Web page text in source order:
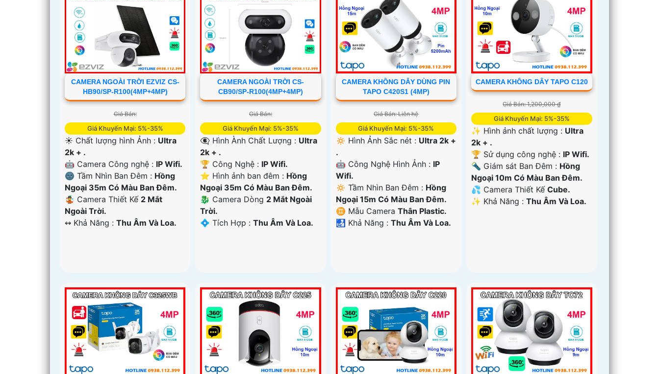
CAMERA NGOÀI TRỜI EZVIZ CS-
HB90/SP-R100(4MP+4MP)
Giá Bán:
Giá Khuyến Mại: 5%-35%
☀️ Chất lượng hình Ảnh : Ultra
2k + .
🤖️ Camera Công nghệ : IP Wifi.
🌚 Tầm Nhìn Ban Đêm : Hồng
Ngoại 35m Có Màu Ban Ðêm.
🤹 Camera Thiết Kế 2 Mắt
Ngoài Trời.
️↭ Khả Năng : Thu Âm Và Loa.
CAMERA NGOÀI TRỜI CS-
CB90/SP-R100(4MP+4MP)
Giá Bán:
Giá Khuyến Mại: 5%-35%
👁️‍🗨 Hình Ành Chất Lượng : Ultra
2k + .
🏆 Công Nghệ : IP Wifi.
⭐ Hình ảnh ban đêm : Hồng
Ngoại 35m Có Màu Ban Ðêm.
🐉️ Camera Dòng 2 Mắt Ngoài
Trời.
️💠 Tích Hợp :Thu Âm Và Loa.
CAMERA KHÔNG DÂY DÙNG PIN
TAPO C420S1 (4MP)
Giá Bán: Liên hệ
Giá Khuyến Mại: 5%-35%
🔅 Hình Ảnh Sắc nét : Ultra 2k +
.
🤖️ Công Nghệ Hình Ảnh : IP
Wifi.
🔅 Tầm Nhìn Ban Đêm : Hồng
Ngoại 15m Có Màu Ban Ðêm.
♊ Mẫu Camera Thân Plastic.
️🛃 Khả Năng : Thu Âm Và Loa.
CAMERA KHÔNG DÂY TAPO C120
Giá Bán: 1,200,000 ₫
Giá Khuyến Mại: 5%-35%
✨ Hình ảnh chất lượng : Ultra
2k + .
🏆 Sử dụng công nghệ : IP Wifi.
🔦 Giám sát Ban Đêm : Hồng
Ngoại 10m Có Màu Ban Ðêm.
💦 Camera Thiết KếCube.
️✨ Khả Năng :Thu Âm Và Loa.